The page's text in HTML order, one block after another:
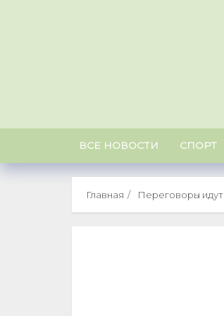
ВСЕ НОВОСТИ СПОРТ
Главная Переговоры идут